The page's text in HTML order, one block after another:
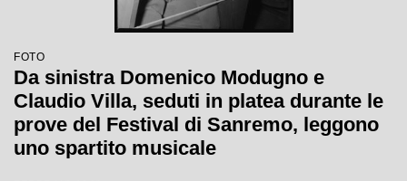
FOTO
Da sinistra Domenico Modugno e
Claudio Villa, seduti in platea durante le
prove del Festival di Sanremo, leggono
uno spartito musicale